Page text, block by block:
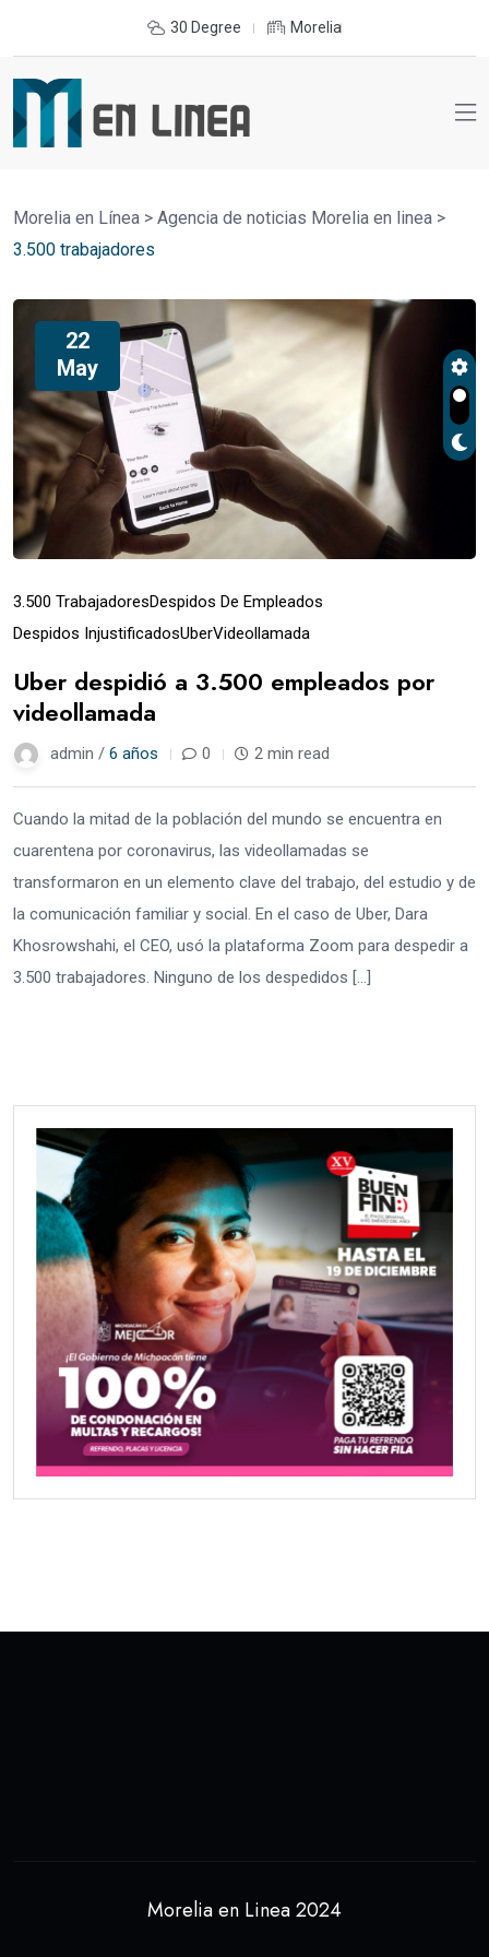
30 Degree Morelia
Morelia en Línea > Agencia de noticias Morelia en linea >
3.500 trabajadores
22
May
3.500 TrabajadoresDespidos De Empleados
Despidos InjustificadosUberVideollamada
Uber despidió a 3.500 empleados por
videollamada
admin / 6 años 0 2 min read
Cuando la mitad de la población del mundo se encuentra en
cuarentena por coronavirus​, las videollamadas se
transformaron en un elemento clave del trabajo, del estudio y de
la comunicación familiar y social. En el caso de Uber, Dara
Khosrowshahi, el CEO, usó la plataforma Zoom para despedir a
3.500 trabajadores. Ninguno de los despedidos […]
Morelia en Linea 2024